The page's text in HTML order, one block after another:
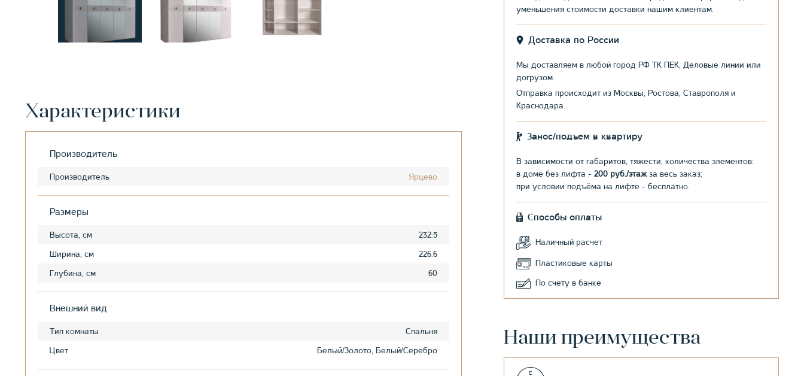
уменьшения стоимости доставки нашим клиентам.
Доставка по России
Мы доставляем в любой город РФ ТК ПЕК, Деловые линии или
догрузом.
Отправка происходит из Москвы, Ростова, Ставрополя и
Краснодара.
Занос/подъем в квартиру
В зависимости от габаритов, тяжести, количества элементов:
в доме без лифта - 200 руб./этажза весь заказ;
при условии подъёма на лифте - бесплатно.
Способы оплаты
Наличный расчет
Пластиковые карты
По счету в банке
Наши преимущества
Характеристики
Производитель
Производитель Ярцево
Размеры
Высота, см
232.5
Ширина, см
226.6
Глубина, см
60
Внешний вид
Тип комнаты
Спальня
Цвет
Белый/Золото, Белый/Серебро